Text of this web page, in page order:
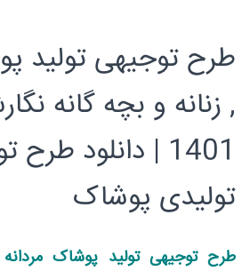
طرح توجیهی تولید
, زنانه و بچه گانه
1401 | دانلود
تولیدی پوشاک
طرح توجیهی تولید پوشاک